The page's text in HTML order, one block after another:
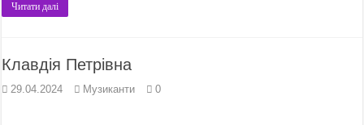
Читати далі
Клавдія Петрівна
29.04.2024 Музиканти 0